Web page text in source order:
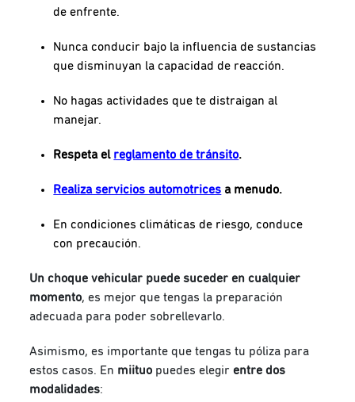
de enfrente.
Nunca conducir bajo la influencia de sustancias
que disminuyan la capacidad de reacción.
No hagas actividades que te distraigan al
manejar.
Respeta el reglamento de tránsito.
Realiza servicios automotrices a menudo.
En condiciones climáticas de riesgo, conduce
con precaución.
Un choque vehicular puede suceder en cualquier
momento, es mejor que tengas la preparación
adecuada para poder sobrellevarlo.
Asimismo, es importante que tengas tu póliza para
estos casos. En miituo puedes elegirentre dos
modalidades: